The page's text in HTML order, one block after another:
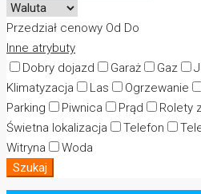
Przedział cenowy Od Do
Inne atrybuty
Dobry dojazd
Garaż Gaz
Klimatyzacja
Las Ogrzewanie
Parking
Piwnica Prąd Rolety
Świetna lokalizacja
Telefon
Witryna
Woda
Szukaj